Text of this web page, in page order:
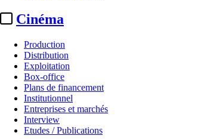
Cinéma
Production
Distribution
Exploitation
Box-office
Plans de financement
Institutionnel
Entreprises et marchés
Interview
Etudes / Publications